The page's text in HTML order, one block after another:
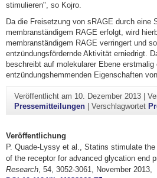
stimulieren", so Kojro.
Da die Freisetzung von sRAGE durch eine
membranständigem RAGE erfolgt, wird
membranständigem RAGE verringert und
entzündungsfördernde Aktivität erniedrigt.
beschreibt auf molekularer Ebene
entzündungshemmenden Eigenschaften
Veröffentlicht am 10. Dezember 2013|
Pressemitteilungen| Verschlagwortet
Veröffentlichung
P. Quade-Lyssy et al., Statins stimulate
of the receptor for advanced glycation end
Research , 54, 3052-3061, November 2013,